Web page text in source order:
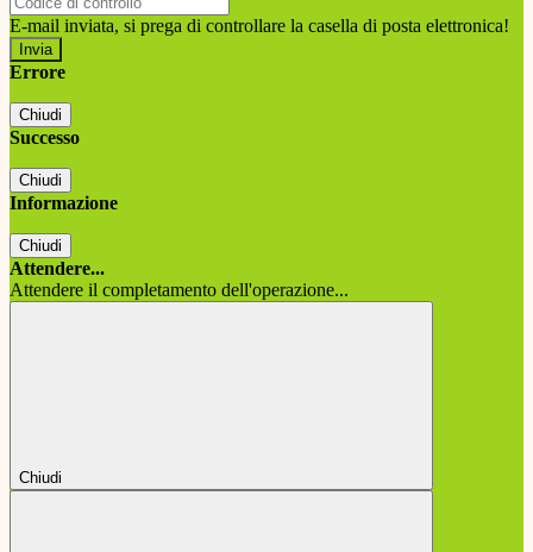
E-mail inviata, si prega di controllare la casella di posta elettronica!
Errore
Chiudi
Successo
Chiudi
Informazione
Chiudi
Attendere...
Attendere il completamento dell'operazione...
Chiudi